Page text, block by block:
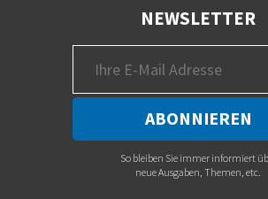
NEWSLETTER
So bleiben Sie immer informiert
neue Ausgaben, Themen, etc.